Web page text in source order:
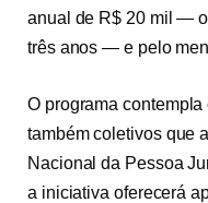
anual de R$ 20 mil —
três anos — e pelo
O programa
também coletivos que
Nacional da Pessoa
a iniciativa oferecerá